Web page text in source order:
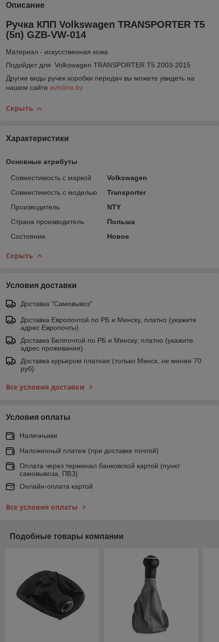
Описание
Ручка КПП Volkswagen TRANSPORTER T5
(5п) GZB-VW-014
Материал - искусственная кожа
Подойдет для Volkswagen TRANSPORTER T5 2003-2015
Другие виды ручек коробки передач вы можете увидеть на
нашем сайте avtoline.by
Скрыть
Характеристики
Основные атрибуты
Совместимость с маркой
Volkswagen
Совместимость с моделью
Transporter
Производитель
NTY
Страна производитель
Польша
Состояние
Новое
Скрыть
Условия доставки
Доставка "Самовывоз"
Доставка Европочтой по РБ и Минску, платно (укажите
адрес Европочты)
Доставка Белпочтой по РБ и Минску, платно (укажите
адрес проживания)
Доставка курьером платная (только Минск, не менее 70
руб)
Все условия доставки
Условия оплаты
Наличными
Наложенный платеж (при доставке почтой)
Оплата через терминал банковской картой (пункт
самовывоза, ПВЗ)
Онлайн-оплата картой
Все условия оплаты
Подобные товары компании